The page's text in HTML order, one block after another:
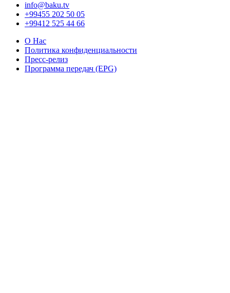
info@baku.tv
+99455 202 50 05
+99412 525 44 66
О Нас
Политика конфиденциальности
Пресс-релиз
Программа передач (EPG)